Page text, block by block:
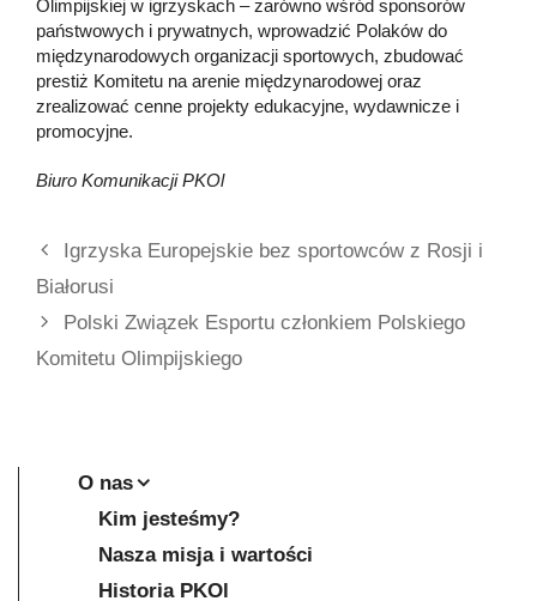
Olimpijskiej w igrzyskach – zarówno wśród sponsorów
państwowych i prywatnych, wprowadzić Polaków do
międzynarodowych organizacji sportowych, zbudować
prestiż Komitetu na arenie międzynarodowej oraz
zrealizować cenne projekty edukacyjne, wydawnicze i
promocyjne.
Biuro Komunikacji PKOl
Igrzyska Europejskie bez sportowców z Rosji i
Białorusi
Polski Związek Esportu członkiem Polskiego
Komitetu Olimpijskiego
O nas
Kim jesteśmy?
Nasza misja i wartości
Historia PKOl